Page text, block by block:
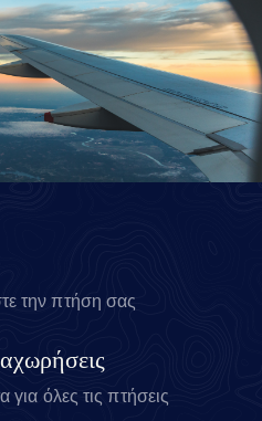
την πτήση σας
για όλες τις πτήσεις